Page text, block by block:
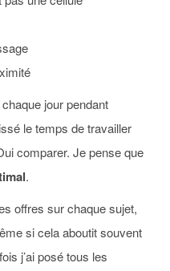
jour pendant
le temps de travailler
comparer. Je pense que
.
offres sur chaque sujet,
si cela aboutit souvent
j’ai posé tous les